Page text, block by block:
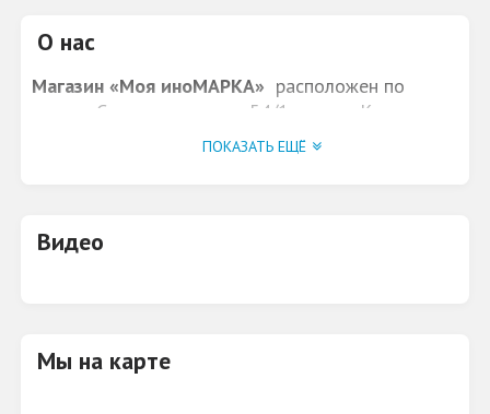
О нас
Магазин «Моя иноМАРКА» расположен по
адресу Северное кольцо, 54/1 города Кирова.
Запчасти для автомобилей иностранного
ПОКАЗАТЬ ЕЩЁ
Видео
Мы на карте